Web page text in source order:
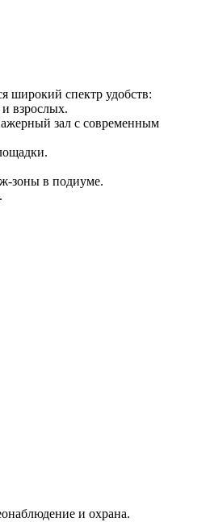
широкий спектр удобств:
взрослых.
зал с современным
зоны в подиуме.
и охрана.